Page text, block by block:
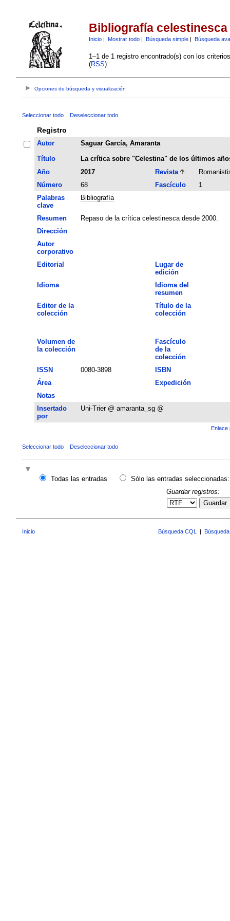
Bibliografía celestinesca
Inicio| Mostrar todo| Búsqueda simple| Búsqueda
1–1 de 1 registro encontrado(s) con los
(RSS):
Opciones de búsqueda y visualización
Seleccionar todo Deseleccionar todo
Registro
Autor
Saguar García, Amaranta
Título
La crítica sobre "Celestina" de los últimos
Año
2017 Revista
Número
68 Fascículo
1
Palabras
clave
Bibliografía
Resumen
Repaso de la crítica celestinesca desde 2000.
Dirección
Autor
corporativo
Editorial
Lugar de
edición
Idioma
Idioma del
resumen
Editor de la
colección
Título de la
colección
Volumen de
la colección
Fascículo
de la
colección
ISSN
0080-3898
ISBN
Área
Expedición
Notas
Insertado
por
Uni-Trier @ amaranta_sg @
Enlace
Seleccionar todo Deseleccionar todo
Todas las entradas
Sólo las entradas seleccionadas:
Guardar registros:
Guardar
Inicio Búsqueda CQL